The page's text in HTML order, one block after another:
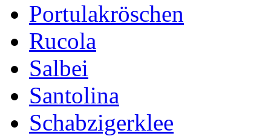
Portulakröschen
Rucola
Salbei
Santolina
Schabzigerklee